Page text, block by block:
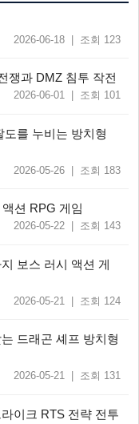
2026-06-18 | 조회 123
쟁과 DMZ 침투 작전
2026-06-01 | 조회 101
를 누비는 방치형
2026-05-26 | 조회 183
션 RPG 게임
2026-05-22 | 조회 143
보스 러시 액션 게
2026-05-21 | 조회 124
드래곤 셰프 방치형
2026-05-21 | 조회 131
이크 RTS 전략 전투